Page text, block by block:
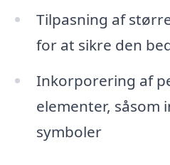
Tilpasning af
for at sikre den
Inkorporering af
elementer, såsom
symboler